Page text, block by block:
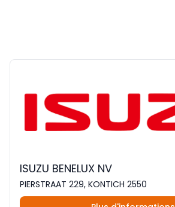
ISUZU BENELUX NV
PIERSTRAAT 229, KONTICH 2550